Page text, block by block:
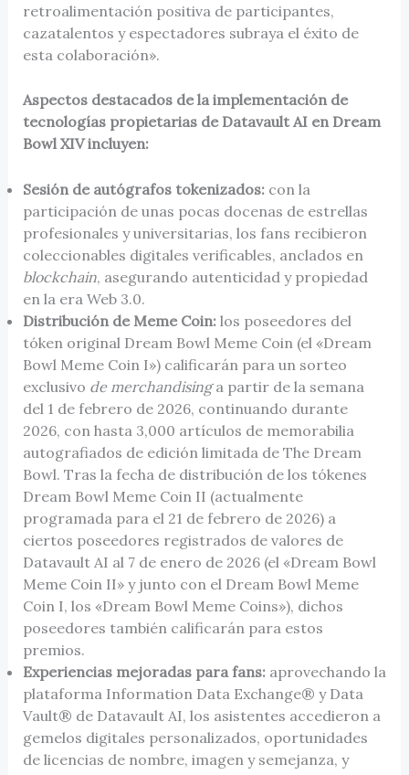
retroalimentación positiva de participantes,
cazatalentos y espectadores subraya el éxito de
esta colaboración».
Aspectos destacados de la implementación de
tecnologías propietarias de Datavault AI en Dream
Bowl XIV incluyen:
Sesión de autógrafos tokenizados:con la
participación de unas pocas docenas de estrellas
profesionales y universitarias, los fans recibieron
coleccionables digitales verificables, anclados en
blockchain, asegurando autenticidad y propiedad
en la era Web 3.0.
Distribución de Meme Coin:los poseedores del
tóken original Dream Bowl Meme Coin (el «Dream
Bowl Meme Coin I») calificarán para un sorteo
exclusivo de merchandisinga partir de la semana
del 1 de febrero de 2026, continuando durante
2026, con hasta 3,000 artículos de memorabilia
autografiados de edición limitada de The Dream
Bowl. Tras la fecha de distribución de los tókenes
Dream Bowl Meme Coin II (actualmente
programada para el 21 de febrero de 2026) a
ciertos poseedores registrados de valores de
Datavault AI al 7 de enero de 2026 (el «Dream Bowl
Meme Coin II» y junto con el Dream Bowl Meme
Coin I, los «Dream Bowl Meme Coins»), dichos
poseedores también calificarán para estos
premios.
Experiencias mejoradas para fans:aprovechando la
plataforma Information Data Exchange® y Data
Vault® de Datavault AI, los asistentes accedieron a
gemelos digitales personalizados, oportunidades
de licencias de nombre, imagen y semejanza, y